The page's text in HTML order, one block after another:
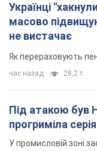
Українці
масово
не вистачає
Як перераховують
час назад 28,2 т.
Під атакою був
прогриміла
У промисловій зоні